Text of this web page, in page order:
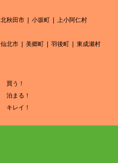
北秋田市 小坂町
上小阿仁村
仙北市 美郷町 羽後町 東成瀬村
買う！
泊まる！
キレイ！